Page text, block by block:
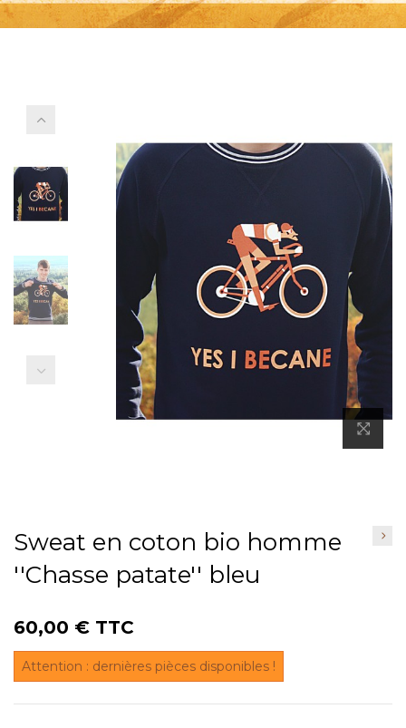
vues
Sweat en coton bio homme
''Chasse patate'' bleu
60,00 € TTC
Attention : dernières pièces disponibles !